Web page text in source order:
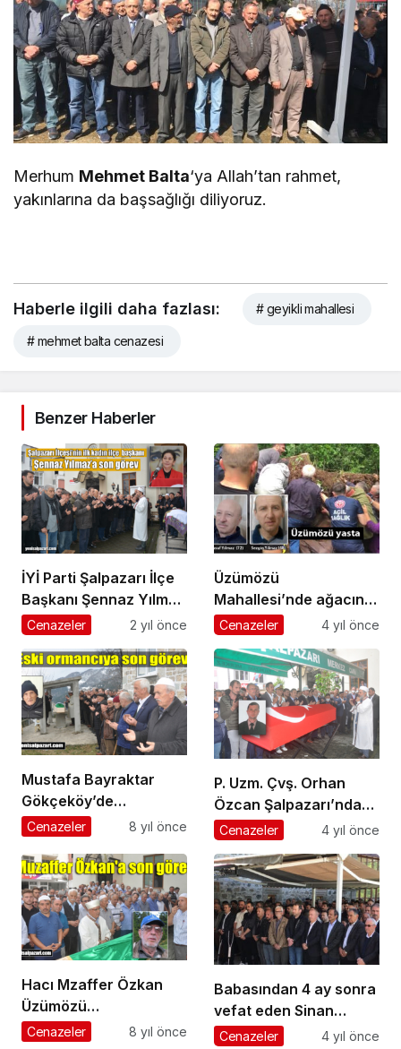
Merhum Mehmet Balta‘ya Allah’tan rahmet,
yakınlarına da başsağlığı diliyoruz.
Haberle ilgili daha fazlası: # geyikli mahallesi
# mehmet balta cenazesi
Benzer Haberler
İYİ Parti Şalpazarı İlçe
Başkanı Şennaz Yılmaz
dualarla ebediyete
Cenazeler 2 yıl önce
Üzümözü
Mahallesi’nde ağacın
altında kalan baba ve
Cenazeler 4 yıl önce
Mustafa Bayraktar
Gökçeköy’de
ebediyete uğurlandı
Cenazeler 8 yıl önce
P. Uzm. Çvş. Orhan
Özcan Şalpazarı’nda
ebediyete uğurlandı
Cenazeler 4 yıl önce
Hacı Mzaffer Özkan
Üzümözü
Mahallesi’nde toprağa
Cenazeler 8 yıl önce
Babasından 4 ay sonra
vefat eden Sinan
Ayaz’ın cenazesi
Cenazeler 4 yıl önce